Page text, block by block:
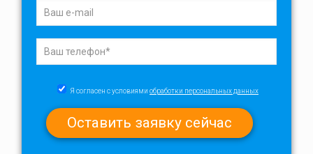
Я согласен с условиями обработки персональных данных